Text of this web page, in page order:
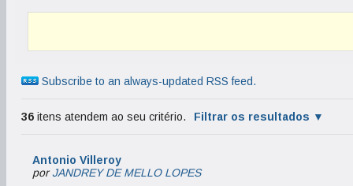
Subscribe to an always-updated RSS feed.
36itens atendem ao seu critério. Filtrar os resultados
Antonio Villeroy
porJANDREY DE MELLO LOPES